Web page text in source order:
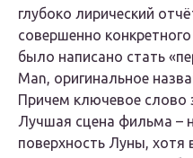
глубоко лирический
совершенно
было написано стать
Man, оригинальное
Причем ключевое слово
Лучшая сцена фильма –
поверхность Луны, хотя